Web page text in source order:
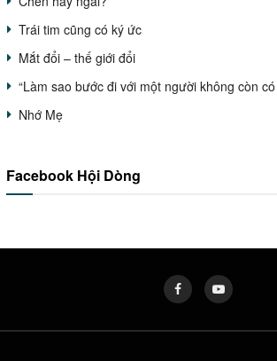
Trái tim cũng có ký ức
Mắt đổi – thế giới đổi
“Làm sao bước đi với một người không còn
Nhớ Mẹ
Facebook Hội Dòng